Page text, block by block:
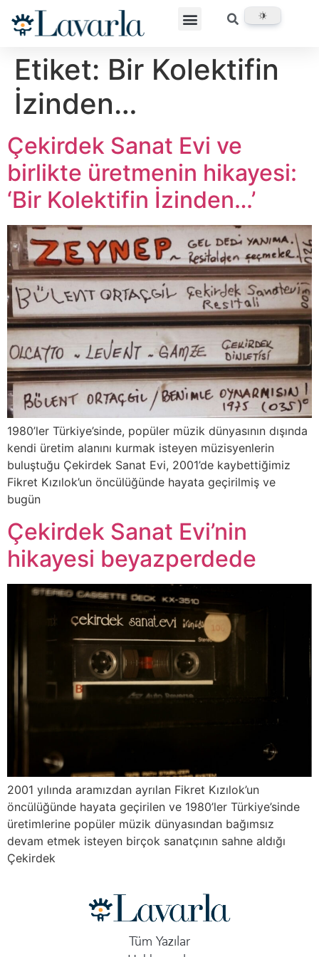
Etiket: Bir Kolektifin
İzinden…
Çekirdek Sanat Evi ve
birlikte üretmenin hikayesi:
‘Bir Kolektifin İzinden…’
1980’ler Türkiye’sinde, popüler müzik dünyasının dışında
kendi üretim alanını kurmak isteyen müzisyenlerin
buluştuğu Çekirdek Sanat Evi, 2001’de kaybettiğimiz
Fikret Kızılok’un öncülüğünde hayata geçirilmiş ve
bugün
Çekirdek Sanat Evi’nin
hikayesi beyazperdede
2001 yılında aramızdan ayrılan Fikret Kızılok’un
öncülüğünde hayata geçirilen ve 1980’ler Türkiye’sinde
üretimlerine popüler müzik dünyasından bağımsız
devam etmek isteyen birçok sanatçının sahne aldığı
Çekirdek
Tüm Yazılar